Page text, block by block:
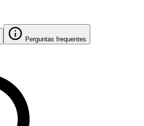
Perguntas frequentes